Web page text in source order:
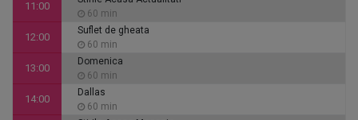
11:00
60 min
12:00
Suflet de gheata
60 min
13:00
Domenica
60 min
14:00
Dallas
60 min